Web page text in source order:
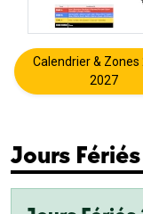
Calendrier & Zones
2027
Jours